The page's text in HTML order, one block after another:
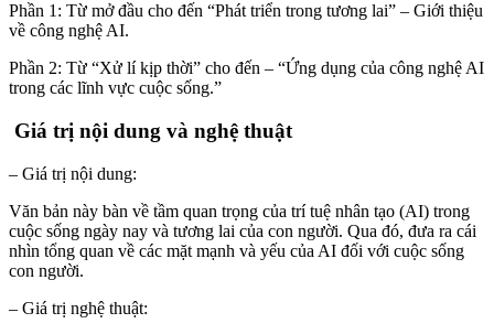
Phần 1: Từ mở đầu cho đến “Phát triển trong tương lai” – Giới thiệu
về công nghệ AI.
Phần 2: Từ “Xử lí kịp thời” cho đến – “Ứng dụng của công nghệ AI
trong các lĩnh vực cuộc sống.”
Giá trị nội dung và nghệ thuật
– Giá trị nội dung:
Văn bản này bàn về tầm quan trọng của trí tuệ nhân tạo (AI) trong
cuộc sống ngày nay và tương lai của con người. Qua đó, đưa ra cái
nhìn tổng quan về các mặt mạnh và yếu của AI đối với cuộc sống
con người.
– Giá trị nghệ thuật: